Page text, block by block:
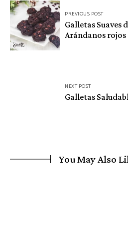
Navegación
de
entradas
PREVIOUS POST
Galletas Suaves
Arándanos rojos
NEXT POST
Galletas
You May Also